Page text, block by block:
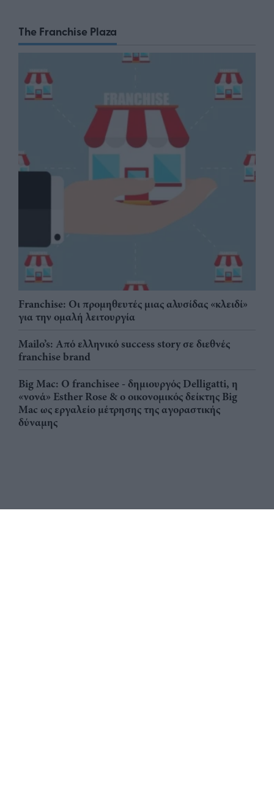
The Franchise Plaza
Franchise: Οι προμηθευτές μιας αλυσίδας «κλειδί»
για την ομαλή λειτουργία
Mailo’s: Από ελληνικό success story σε διεθνές
franchise brand
Big Mac: Ο franchisee - δημιουργός Delligatti, η
«νονά» Esther Rose & ο οικονομικός δείκτης Big
Mac ως εργαλείο μέτρησης της αγοραστικής
δύναμης